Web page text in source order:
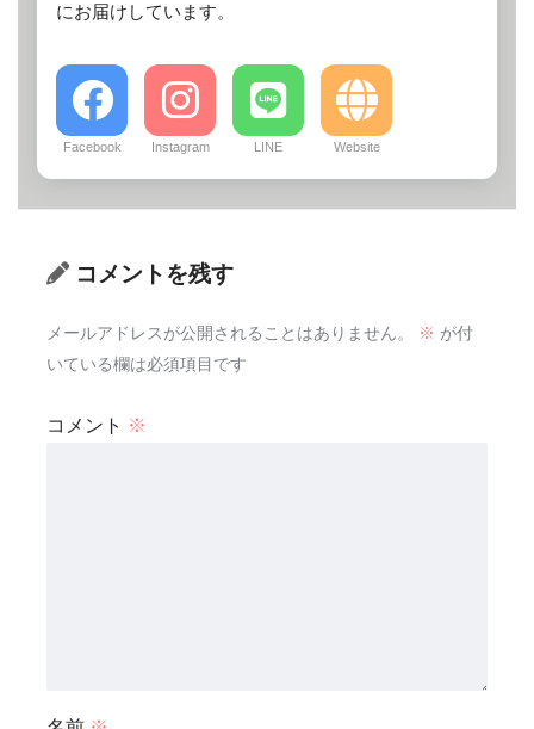
にお届けしています。
Facebook Instagram LINE Website
コメントを残す
メールアドレスが公開されることはありません。 ※ が付
いている欄は必須項目です
コメント ※